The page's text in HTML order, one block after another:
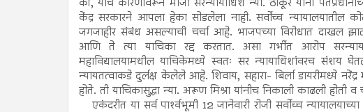
केंद्र सरकारने आपला हेका सोडलेला नाही. सर्वोच्च
जगजाहीर संबंध असल्याची चर्चा आहे. भाजपच्या विरोधात दाखल
आणि ते त्या याचिका रद्द करतात. असा गर्भीत आरोप
महाविद्यालयामधील याचिकेमध्ये स्वतः सर न्यायाधिशांवरच संशय
न्यायतत्वाकडे दुर्लक्ष केलेले आहे. शिवाय, सहारा- बिर्ला डायरीमध्ये
होते. ती याचिकासुद्धा न्या. अरूण मिश्रा यांनीच निकाली काढली होती व
एकंदरीत या सर्व पार्श्‍वभूमी 12 जानेवारी रोजी सर्वोच्च